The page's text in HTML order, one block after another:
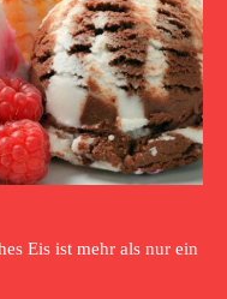
Eis ist mehr als nur ein